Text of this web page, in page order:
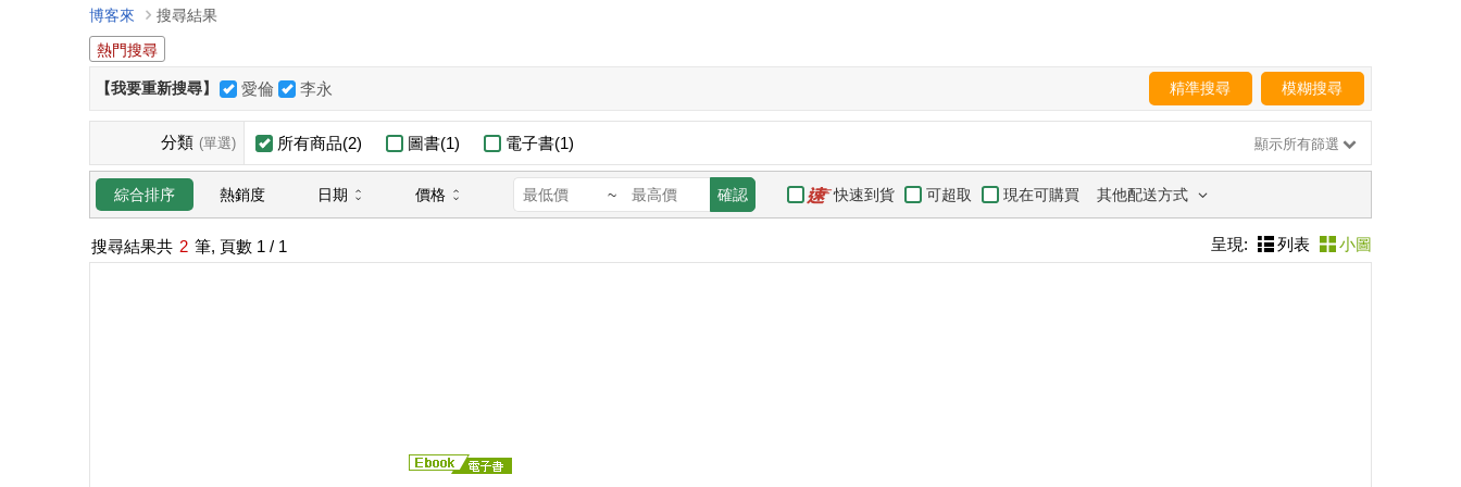
博客來
搜尋結果
熱門搜尋
【我要重新搜尋】 愛倫 李永 精準搜尋 模糊搜尋
分類 (單選) 所有商品(2) 圖書(1) 電子書(1) 顯示所有篩選
綜合排序 熱銷度 日期 價格 ~ 確認 快速到貨 可超取 現在可購買 其他配送方式
搜尋結果共 2 筆, 頁數 1 / 1 呈現: 列表 小圖